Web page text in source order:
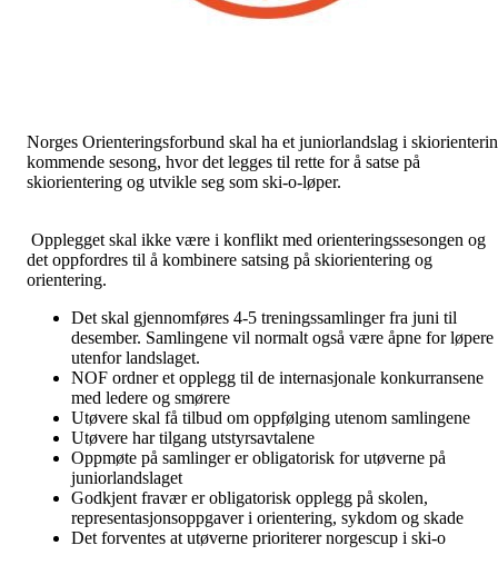
Norges Orienteringsforbund skal ha et juniorlandslag i
kommende sesong, hvor det legges til rette for å satse på
skiorientering og utvikle seg som ski-o-løper.
Opplegget skal ikke være i konflikt med orienteringssesongen og
det oppfordres til å kombinere satsing på skiorientering og
orientering.
Det skal gjennomføres 4-5 treningssamlinger fra juni til
desember. Samlingene vil normalt også være åpne for løpere
utenfor landslaget.
NOF ordner et opplegg til de internasjonale konkurransene
med ledere og smørere
Utøvere skal få tilbud om oppfølging utenom samlingene
Utøvere har tilgang utstyrsavtalene
Oppmøte på samlinger er obligatorisk for utøverne på
juniorlandslaget
Godkjent fravær er obligatorisk opplegg på skolen,
representasjonsoppgaver i orientering, sykdom og skade
Det forventes at utøverne prioriterer norgescup i ski-o